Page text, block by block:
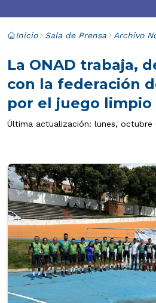
Inicio Sala de Prensa Archivo
La ONAD trabaja,
con la federación
por el juego limpio
Última actualización: lunes, octubre